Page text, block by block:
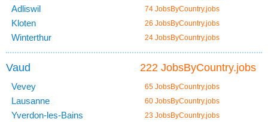
Adliswil 74 JobsByCountry.jobs
Kloten 26 JobsByCountry.jobs
Winterthur 24 JobsByCountry.jobs
222 JobsByCountry.jobs
Vaud
Vevey 65 JobsByCountry.jobs
Lausanne 60 JobsByCountry.jobs
Yverdon-les-Bains 23 JobsByCountry.jobs